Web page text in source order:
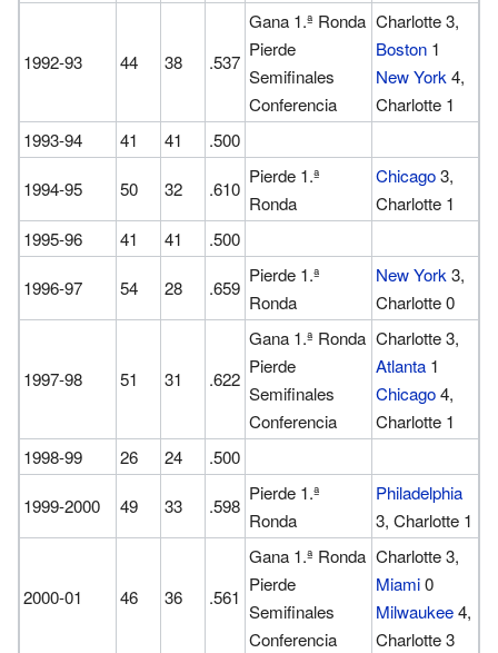
1992-93 44 38 .537
Gana 1.ª Ronda
Pierde
Semifinales
Conferencia
Charlotte 3,
Boston 1
New York 4,
Charlotte 1
1993-94
41 41 .500
1994-95 50 32 .610
Pierde 1.ª
Ronda
Chicago3,
Charlotte 1
1995-96
41 41 .500
1996-97 54 28 .659
Pierde 1.ª
Ronda
New York 3,
Charlotte 0
1997-98 51 31 .622
Gana 1.ª Ronda
Pierde
Semifinales
Conferencia
Charlotte 3,
Atlanta 1
Chicago4,
Charlotte 1
1998-99
26 24 .500
1999-2000 49 33 .598
Pierde 1.ª
Ronda
Philadelphia
3, Charlotte 1
2000-01 46 36 .561
Gana 1.ª Ronda
Pierde
Semifinales
Conferencia
Charlotte 3,
Miami0
Milwaukee4,
Charlotte 3